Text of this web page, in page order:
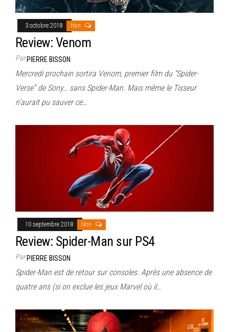
3 octobre 2018 Non
Review: Venom
ParPIERRE BISSON
Mercredi prochain sortira Venom, premier film du “Spider-
Verse” de Sony… sans Spider-Man. Mais même le Tisseur
n’aurait pu sauver ce…
10 septembre 2018 Non
Review: Spider-Man sur PS4
ParPIERRE BISSON
Spider-Man est de retour sur consoles. Après une absence de
quatre ans (si on exclue les jeux Marvel où il…